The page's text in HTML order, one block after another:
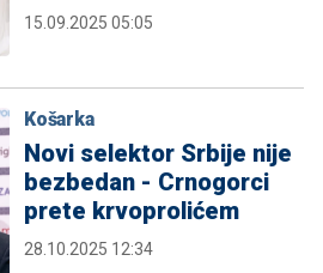
15.09.2025 05:05
Košarka
Novi selektor Srbije nije
bezbedan - Crnogorci
prete krvoprolićem
28.10.2025 12:34